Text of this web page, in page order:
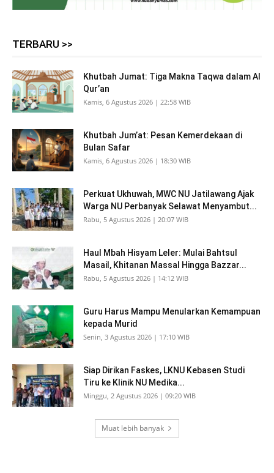
TERBARU >>
Khutbah Jumat: Tiga Makna Taqwa dalam Al
Qur’an
Kamis, 6 Agustus 2026 | 22:58 WIB
Khutbah Jum’at: Pesan Kemerdekaan di
Bulan Safar
Kamis, 6 Agustus 2026 | 18:30 WIB
Perkuat Ukhuwah, MWC NU Jatilawang Ajak
Warga NU Perbanyak Selawat Menyambut...
Rabu, 5 Agustus 2026 | 20:07 WIB
Haul Mbah Hisyam Leler: Mulai Bahtsul
Masail, Khitanan Massal Hingga Bazzar...
Rabu, 5 Agustus 2026 | 14:12 WIB
Guru Harus Mampu Menularkan Kemampuan
kepada Murid
Senin, 3 Agustus 2026 | 17:10 WIB
Siap Dirikan Faskes, LKNU Kebasen Studi
Tiru ke Klinik NU Medika...
Minggu, 2 Agustus 2026 | 09:20 WIB
Muat lebih banyak